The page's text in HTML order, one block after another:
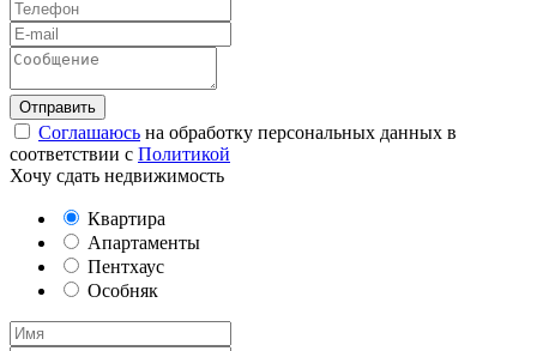
Соглашаюсь на обработку персональных данных в
соответствии с Политикой
Хочу сдать недвижимость
Квартира
Апартаменты
Пентхаус
Особняк